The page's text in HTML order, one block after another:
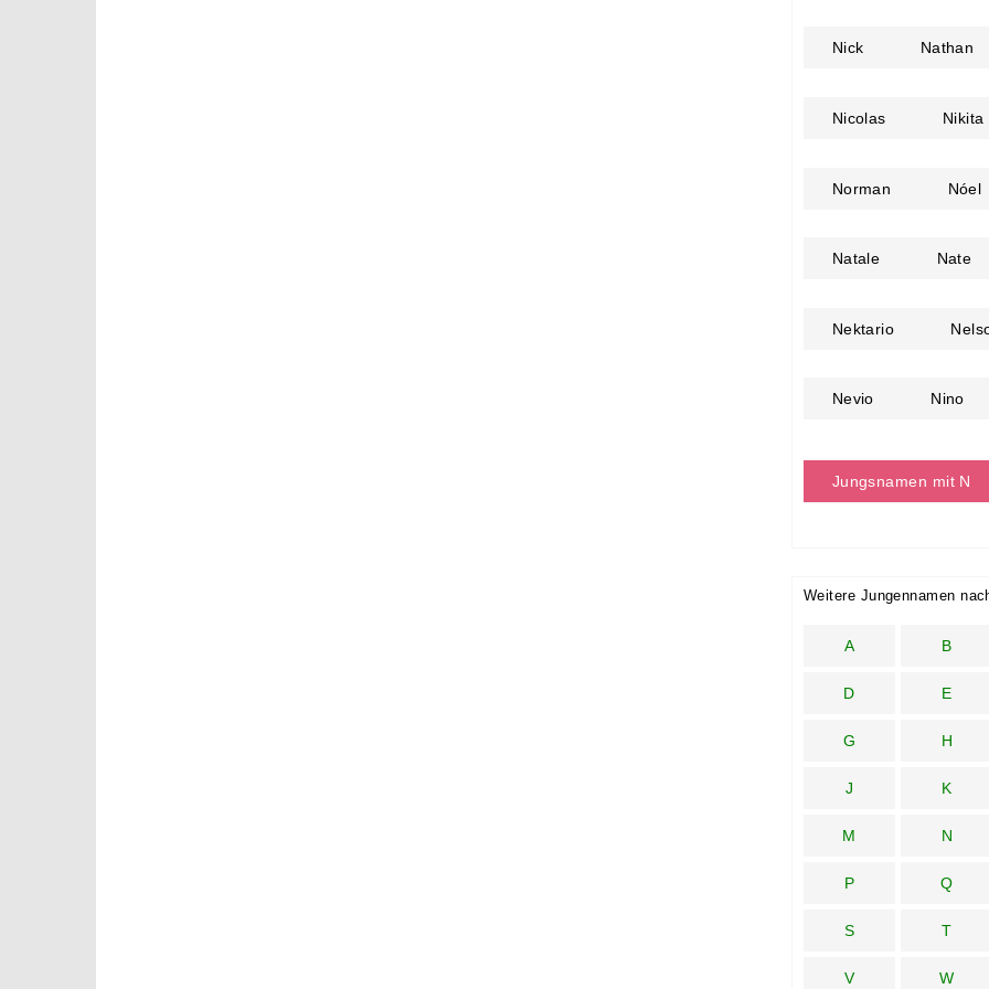
Nick Nathan
Nicolas Nikita
Norman Nóel
Natale Nate
Nektario
Nevio Nino
Jungsnamen mit N
Weitere Jungennamen
A B
D E
G H
J K
M N
P Q
S T
V W